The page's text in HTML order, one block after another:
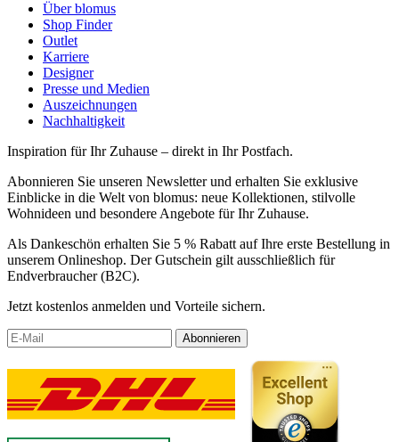
Über blomus
Shop Finder
Outlet
Karriere
Designer
Presse und Medien
Auszeichnungen
Nachhaltigkeit
Inspiration für Ihr Zuhause – direkt in Ihr Postfach.
Abonnieren Sie unseren Newsletter und erhalten Sie exklusive
Einblicke in die Welt von blomus: neue Kollektionen, stilvolle
Wohnideen und besondere Angebote für Ihr Zuhause.
Als Dankeschön erhalten Sie 5 % Rabatt auf Ihre erste Bestellung in
unserem Onlineshop. Der Gutschein gilt ausschließlich für
Endverbraucher (B2C).
Jetzt kostenlos anmelden und Vorteile sichern.
Abonnieren